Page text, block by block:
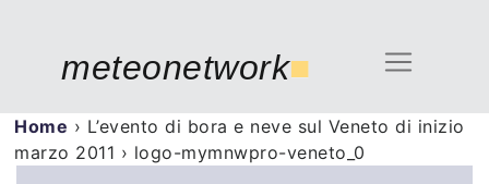
meteonetwork■
Home › L’evento di bora e neve sul Veneto di inizio
marzo 2011 › logo-mymnwpro-veneto_0